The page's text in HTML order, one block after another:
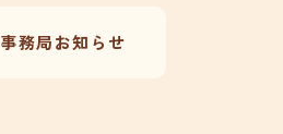
事務局お知らせ